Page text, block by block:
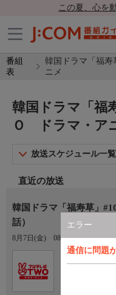
この夏、心を
番組
表
韓国ドラマ「福
ニメ
エラー
通信に問題
韓国ドラマ「福
Ｏ ドラマ・ア
放送スケジュール一覧
直近の放送
韓国ドラマ「福寿草」
話）
8月7日(金) 08:05〜08:45
Ch.754
フジテレビ